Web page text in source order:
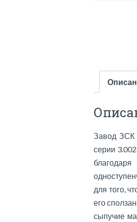
Завод ЗСК
серии
для того,
его
сыпучие